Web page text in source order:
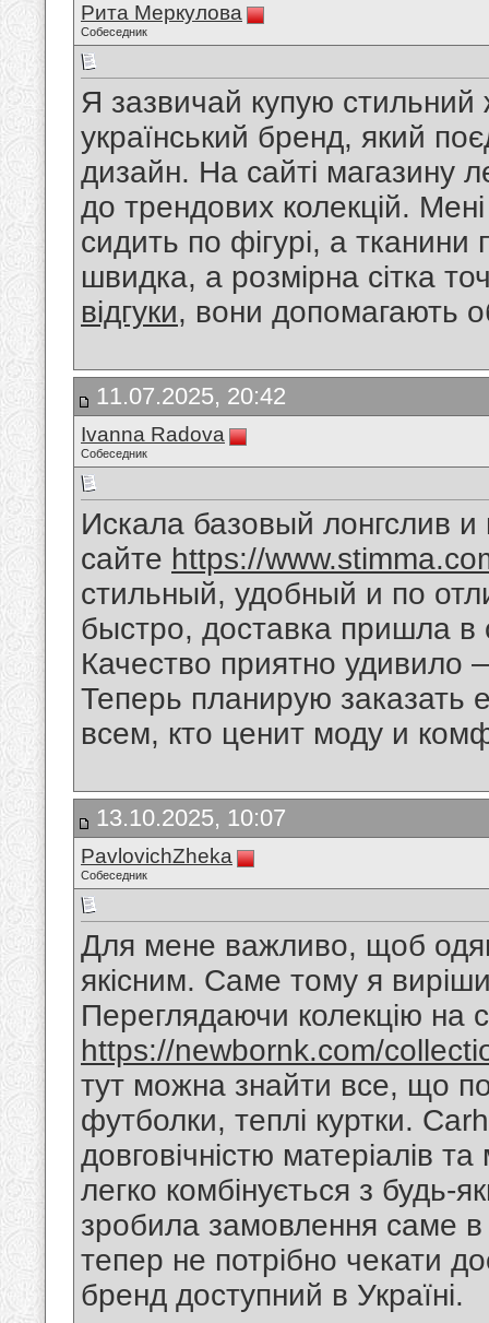
Рита Меркулова
Собеседник
Я зазвичай купую
український бренд, який
дизайн. На сайті магазину
до трендових колекцій.
сидить по фігурі, а
швидка, а розмірна сітка
відгуки, вони допомагають
11.07.2025, 20:42
Ivanna Radova
Собеседник
Искала базовый лонгслив
сайте https://
стильный, удобный и по
быстро, доставка пришла
Качество приятно удивило
Теперь планирую
всем, кто ценит моду и
13.10.2025, 10:07
PavlovichZheka
Собеседник
Для мене важливо, щоб
якісним. Саме тому я
Переглядаючи колекцію на
https://newbornk.com/
тут можна знайти все, що
футболки, теплі куртки.
довговічністю матеріалів
легко комбінується з будь-
зробила замовлення саме
тепер не потрібно чекати
бренд доступний в Україні.